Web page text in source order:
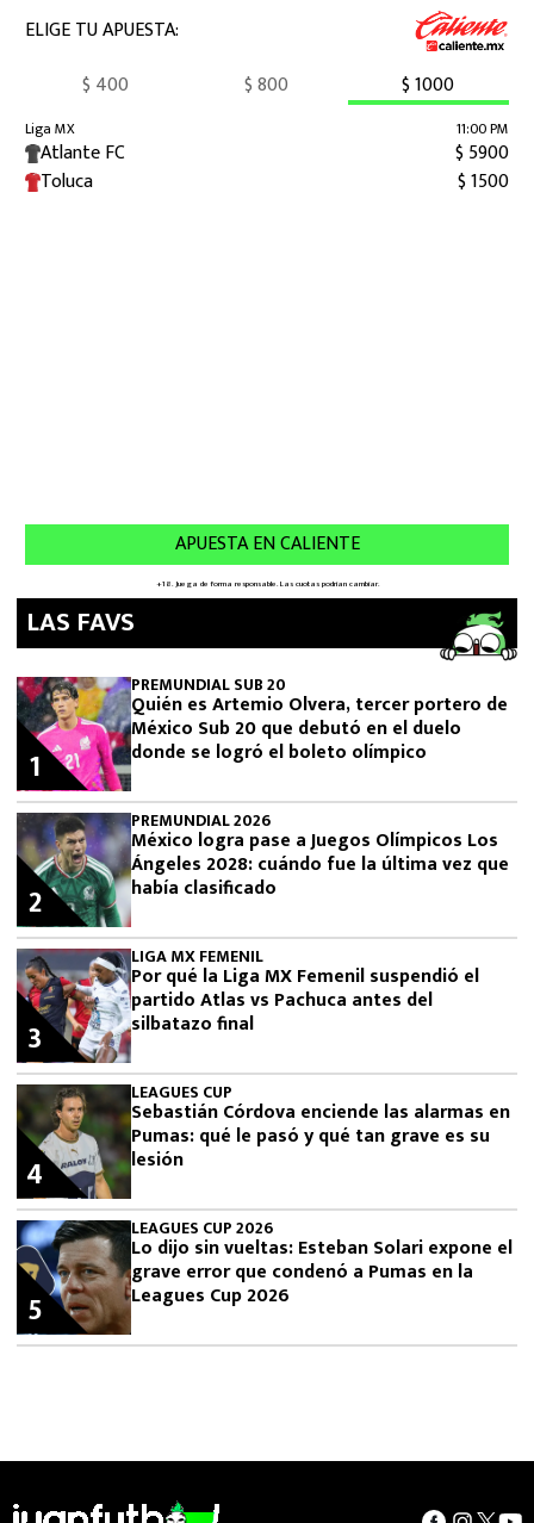
LAS FAVS
PREMUNDIAL SUB 20
Quién es Artemio Olvera, tercer portero de
México Sub 20 que debutó en el duelo
donde se logró el boleto olímpico
1
PREMUNDIAL 2026
México logra pase a Juegos Olímpicos Los
Ángeles 2028: cuándo fue la última vez que
había clasificado
2
LIGA MX FEMENIL
Por qué la Liga MX Femenil suspendió el
partido Atlas vs Pachuca antes del
silbatazo final
3
LEAGUES CUP
Sebastián Córdova enciende las alarmas en
Pumas: qué le pasó y qué tan grave es su
lesión
4
LEAGUES CUP 2026
Lo dijo sin vueltas: Esteban Solari expone el
grave error que condenó a Pumas en la
Leagues Cup 2026
5